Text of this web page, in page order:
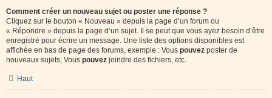
Comment créer un nouveau sujet ou poster une réponse ?
Cliquez sur le bouton « Nouveau » depuis la page d’un forum ou
« Répondre » depuis la page d’un sujet. Il se peut que vous ayez besoin d’être
enregistré pour écrire un message. Une liste des options disponibles est
affichée en bas de page des forums, exemple : Vous pouvez poster de
nouveaux sujets, Vous pouvez joindre des fichiers, etc.
Haut